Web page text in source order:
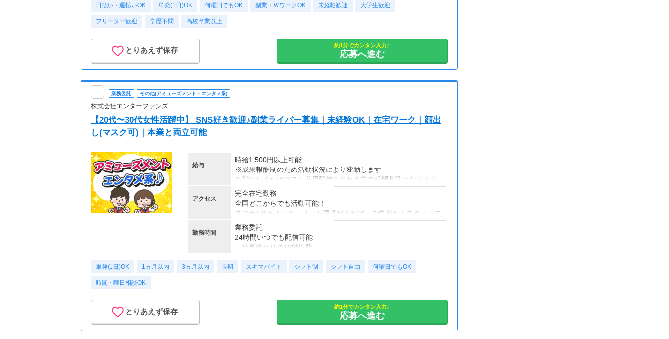
日払い・週払いOK 単発(1日)OK 何曜日でもOK 副業・ＷワークOK 未経験歓迎 大学生歓迎
フリーター歓迎 学歴不問 高校卒業以上
とりあえず保存
約1分でカンタン入力♪
応募へ進む
業務委託 その他(アミューズメント・エンタメ系)
株式会社エンターファンズ
【20代〜30代女性活躍中】 SNS好き歓迎♪副業ライバー募集｜未経験OK｜在宅ワーク｜顔出
し(マスク可)｜本業と両立可能
給与
時給1,500円以上可能
※成果報酬制のため活動状況により変動します
※顔出しまたはマスク着用配信をされる方の報酬基準となります
【収入例】
■事務職Aさん（週3日・月50時間程度）
月収8万円～15万円
■営業職Bさん（週4日・月80時間程度）
月収15万円～25万円
■主婦Cさん（月100時間程度）
月収20万円以上
本業や家庭と両立しながら副業として活動されています。
アクセス
完全在宅勤務
全国どこからでも活動可能！
スマホ1台とインターネット環境があれば、ご自宅からスタートで
きます。
通勤時間ゼロだから、本業やプライベートとの両立もラクラク♪
勤務時間
業務委託
24時間いつでも配信可能
・仕事終わりの19時以降
・スキマ時間だけ
安定した活動を目指す方には、月30〜50時間以上の配信を推奨し
単発(1日)OK 1ヵ月以内 3ヵ月以内 長期 スキマバイト シフト制 シフト自由 何曜日でもOK
時間・曜日相談OK
とりあえず保存
約1分でカンタン入力♪
応募へ進む